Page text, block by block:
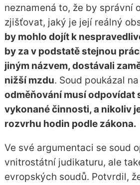
neznamená to, že by správní
zjišťovat, jaký je její reálný
by mohlo dojít k
by za v podstatě stejnou
jiným názvem, dostávali
nižší mzdu. Soud poukázal
odměňování musí odpovídat
vykonané činnosti, a nikoliv
rozvrhu hodin podle zákona.
Ve své argumentaci se soud
vnitrostátní judikaturu, ale
evropských soudů. Potvrdil,